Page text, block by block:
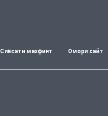
Сиёсати махфият Омори сайт